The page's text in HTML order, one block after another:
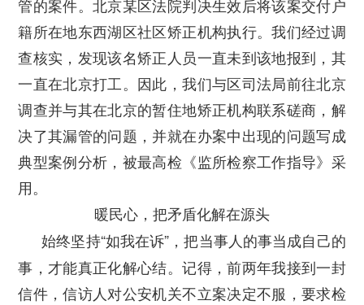
管的案件。北京某区法院判决生效后将该案交付户
籍所在地东西湖区社区矫正机构执行。我们经过调
查核实，发现该名矫正人员一直未到该地报到，其
一直在北京打工。因此，我们与区司法局前往北京
调查并与其在北京的暂住地矫正机构联系磋商，解
决了其漏管的问题，并就在办案中出现的问题写成
典型案例分析，被最高检《监所检察工作指导》采
用。
暖民心，把矛盾化解在源头
始终坚持“如我在诉”，把当事人的事当成自己的
事，才能真正化解心结。记得，前两年我接到一封
信件，信访人对公安机关不立案决定不服，要求检